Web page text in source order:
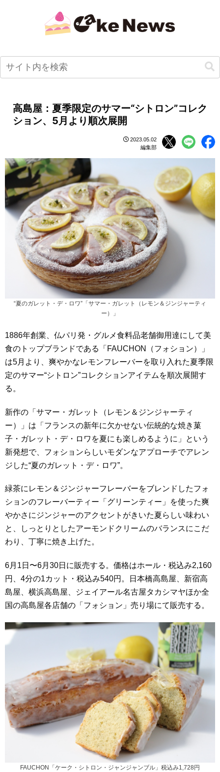
高島屋：夏季限定のサマー“シトロン”コレク
ション、5月より順次展開
2023.05.02
編集部
“夏のガレット・デ・ロワ”「サマー・ガレット（レモン＆ジンジャーティ
ー）」
1886年創業、仏パリ発・グルメ食料品老舗御用達にして美
食のトップブランドである「FAUCHON（フォション）」
は5月より、爽やかなレモンフレーバーを取り入れた夏季限
定のサマー“シトロン”コレクションアイテムを順次展開す
る。
新作の「サマー・ガレット（レモン＆ジンジャーティ
ー）」は「フランスの新年に欠かせない伝統的な焼き菓
子・ガレット・デ・ロワを夏にも楽しめるように」という
新発想で、フォションらしいモダンなアプローチでアレン
ジした“夏のガレット・デ・ロワ”。
緑茶にレモン＆ジンジャーフレーバーをブレンドしたフォ
ションのフレーバーティー「グリーンティー」を使った爽
やかさにジンジャーのアクセントがきいた夏らしい味わい
と、しっとりとしたアーモンドクリームのバランスにこだ
わり、丁寧に焼き上げた。
6月1日〜6月30日に販売する。価格はホール・税込み2,160
円、4分の1カット・税込み540円。日本橋高島屋、新宿高
島屋、横浜高島屋、ジェイアール名古屋タカシマヤほか全
国の高島屋各店舗の「フォション」売り場にて販売する。
FAUCHON「ケーク・シトロン・ジャンジャンブル」税込み1,728円